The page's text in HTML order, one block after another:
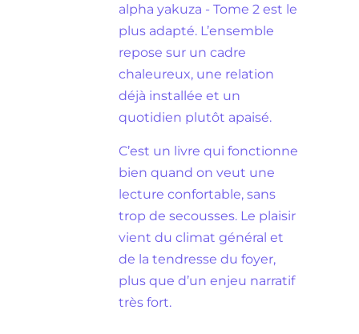
alpha yakuza - Tome 2 est le
plus adapté. L’ensemble
repose sur un cadre
chaleureux, une relation
déjà installée et un
quotidien plutôt apaisé.
C’est un livre qui fonctionne
bien quand on veut une
lecture confortable, sans
trop de secousses. Le plaisir
vient du climat général et
de la tendresse du foyer,
plus que d’un enjeu narratif
très fort.